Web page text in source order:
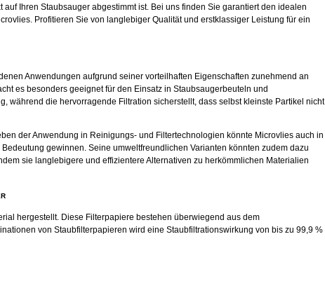
Ihren Staubsauger abgestimmt ist. Bei uns finden Sie garantiert den idealen
Profitieren Sie von langlebiger Qualität und erstklassiger Leistung für ein
Anwendungen aufgrund seiner vorteilhaften Eigenschaften zunehmend an
es besonders geeignet für den Einsatz in Staubsaugerbeuteln und
während die hervorragende Filtration sicherstellt, dass selbst kleinste Partikel nicht
der Anwendung in Reinigungs- und Filtertechnologien könnte Microvlies auch in
gewinnen. Seine umweltfreundlichen Varianten könnten zudem dazu
sie langlebigere und effizientere Alternativen zu herkömmlichen Materialien
hergestellt. Diese Filterpapiere bestehen überwiegend aus dem
von Staubfilterpapieren wird eine Staubfiltrationswirkung von bis zu 99,9 %